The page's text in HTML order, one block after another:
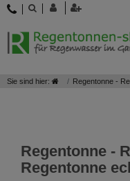
Sie sind hier: Regentonne -
Regentonne -
Regentonne